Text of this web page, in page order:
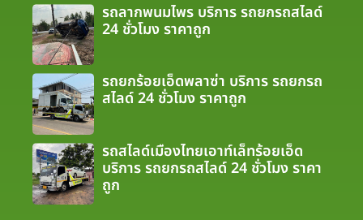
รถลากพนมไพร บริการ รถยกรถสไลด์
24 ชั่วโมง ราคาถูก
รถยกร้อยเอ็ดพลาซ่า บริการ รถยกรถ
สไลด์ 24 ชั่วโมง ราคาถูก
รถสไลด์เมืองไทยเอาท์เล็ทร้อยเอ็ด
บริการ รถยกรถสไลด์ 24 ชั่วโมง ราคา
ถูก